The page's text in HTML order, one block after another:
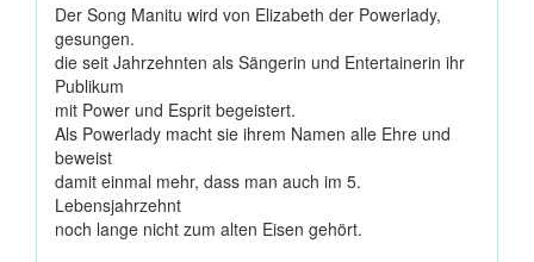
Der Song Manitu wird von Elizabeth der Powerlady,
gesungen.
die seit Jahrzehnten als Sängerin und Entertainerin ihr
Publikum
mit Power und Esprit begeistert.
Als Powerlady macht sie ihrem Namen alle Ehre und
beweist
damit einmal mehr, dass man auch im 5.
Lebensjahrzehnt
noch lange nicht zum alten Eisen gehört.